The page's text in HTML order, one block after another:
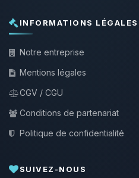
INFORMATIONS LÉGALES
Notre entreprise
Mentions légales
CGV / CGU
Conditions de partenariat
Politique de confidentialité
SUIVEZ-NOUS